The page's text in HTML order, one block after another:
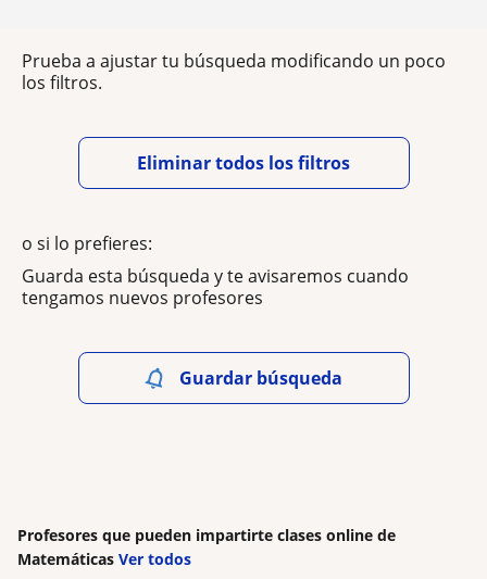
Prueba a ajustar tu búsqueda modificando un poco
los filtros.
Eliminar todos los filtros
o si lo prefieres:
Guarda esta búsqueda y te avisaremos cuando
tengamos nuevos profesores
Guardar búsqueda
Profesores que pueden impartirte clases online de
Matemáticas Ver todos